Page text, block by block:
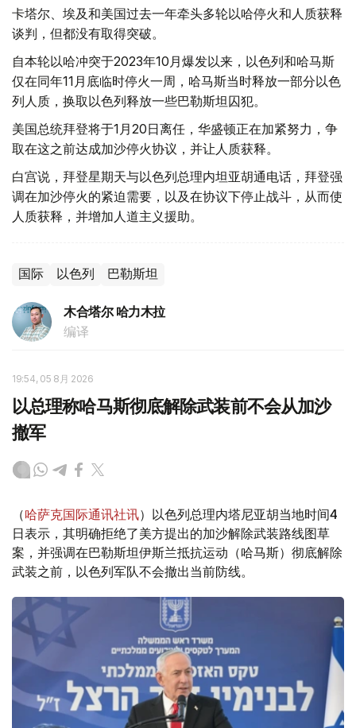
卡塔尔、埃及和美国过去一年牵头多轮以哈停火和人质获释
谈判，但都没有取得突破。
自本轮以哈冲突于2023年10月爆发以来，以色列和哈马斯
仅在同年11月底临时停火一周，哈马斯当时释放一部分以色
列人质，换取以色列释放一些巴勒斯坦囚犯。
美国总统拜登将于1月20日离任，华盛顿正在加紧努力，争
取在这之前达成加沙停火协议，并让人质获释。
白宫说，拜登星期天与以色列总理内坦亚胡通电话，拜登强
调在加沙停火的紧迫需要，以及在协议下停止战斗，从而使
人质获释，并增加人道主义援助。
国际 以色列 巴勒斯坦
木合塔尔 哈力木拉
编译
19:54, 05 8月 2026
以总理称哈马斯彻底解除武装前不会从加沙
撤军
（哈萨克国际通讯社讯）以色列总理内塔尼亚胡当地时间4
日表示，其明确拒绝了美方提出的加沙解除武装路线图草
案，并强调在巴勒斯坦伊斯兰抵抗运动（哈马斯）彻底解除
武装之前，以色列军队不会撤出当前防线。